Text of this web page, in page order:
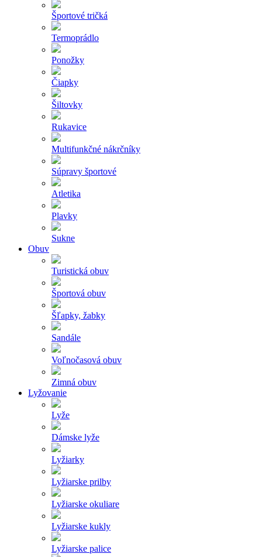
Športové tričká
Termoprádlo
Ponožky
Čiapky
Šiltovky
Rukavice
Multifunkčné nákrčníky
Súpravy športové
Atletika
Plavky
Sukne
Obuv
Turistická obuv
Športová obuv
Šľapky, žabky
Sandále
Voľnočasová obuv
Zimná obuv
Lyžovanie
Lyže
Dámske lyže
Lyžiarky
Lyžiarske prilby
Lyžiarske okuliare
Lyžiarske kukly
Lyžiarske palice